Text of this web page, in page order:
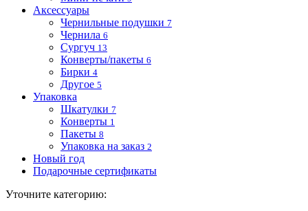
Аксессуары
Чернильные подушки 7
Чернила 6
Сургуч 13
Конверты/пакеты 6
Бирки 4
Другое 5
Упаковка
Шкатулки 7
Конверты 1
Пакеты 8
Упаковка на заказ 2
Новый год
Подарочные сертификаты
Уточните категорию: